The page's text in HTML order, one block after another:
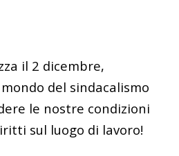
il 2 dicembre,
del sindacalismo
le nostre condizioni
sul luogo di lavoro!